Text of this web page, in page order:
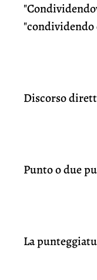
"condividendo
Discorso
Punto o due
La